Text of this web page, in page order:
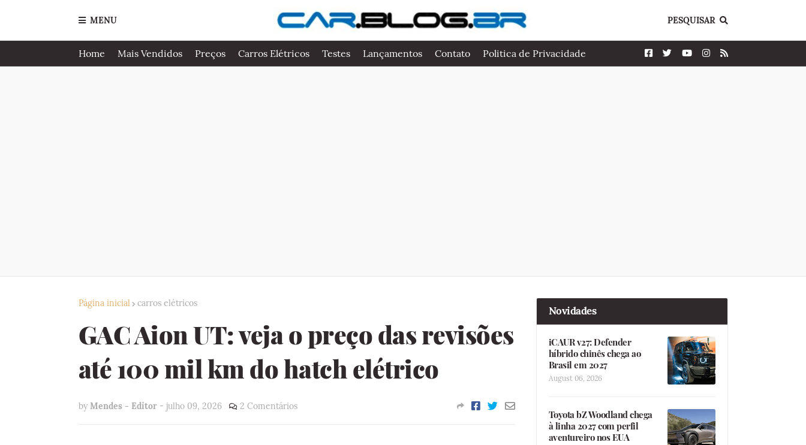
MENU PESQUISAR
Home Mais Vendidos Preços Carros Elétricos Testes Lançamentos Contato Politica de Privacidade
Página inicial carros elétricos
GAC Aion UT: veja o preço das revisões
até 100 mil km do hatch elétrico
by Mendes - Editor - julho 09, 2026 2 Comentários
Novidades
iCAUR v27: Defender
híbrido chinês chega ao
Brasil em 2027
August 06, 2026
Toyota bZ Woodland chega
à linha 2027 com perfil
aventureiro nos EUA